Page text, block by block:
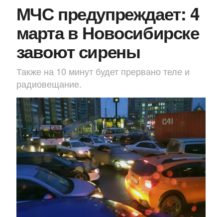
МЧС предупреждает: 4
марта в Новосибирске
завоют сирены
Также на 10 минут будет прервано теле и
радиовещание.